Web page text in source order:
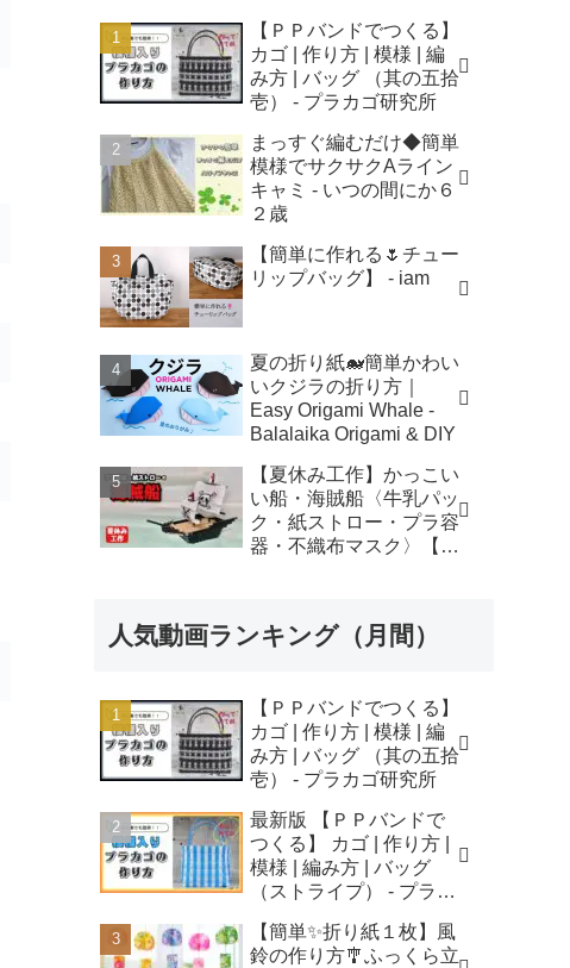
【ＰＰバンドでつくる】
カゴ | 作り方 | 模様 | 編
み方 | バッグ （其の五拾
壱） - プラカゴ研究所
まっすぐ編むだけ◆簡単
模様でサクサクAライン
キャミ - いつの間にか６
２歳
【簡単に作れる🌷チュー
リップバッグ】 - iam
夏の折り紙🐋簡単かわい
いクジラの折り方｜
Easy Origami Whale -
Balalaika Origami & DIY
【夏休み工作】かっこい
い船・海賊船〈牛乳パッ
ク・紙ストロー・プラ容
器・不織布マスク〉【自
人気動画ランキング（月間）
【ＰＰバンドでつくる】
カゴ | 作り方 | 模様 | 編
み方 | バッグ （其の五拾
壱） - プラカゴ研究所
最新版 【ＰＰバンドで
つくる】 カゴ | 作り方 |
模様 | 編み方 | バッグ
（ストライプ） - プラカ
【簡単✨折り紙１枚】風
鈴の作り方🎐ふっくら立